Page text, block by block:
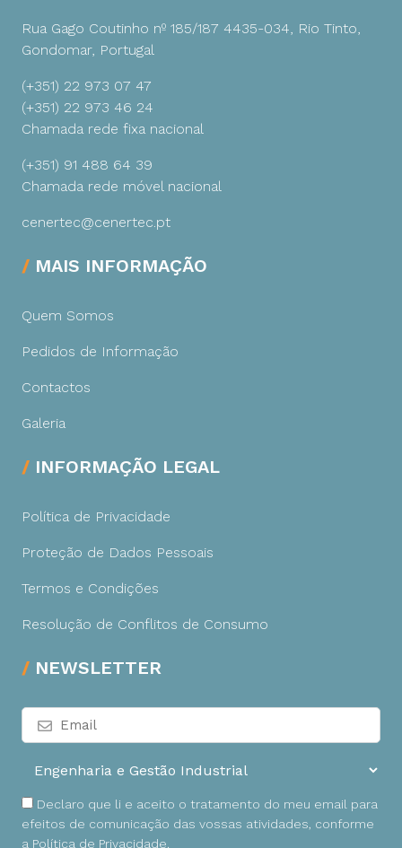
Rua Gago Coutinho nº 185/187 4435-034, Rio Tinto,
Gondomar, Portugal
(+351) 22 973 07 47
(+351) 22 973 46 24
Chamada rede fixa nacional
(+351) 91 488 64 39
Chamada rede móvel nacional
cenertec@cenertec.pt
MAIS INFORMAÇÃO
Quem Somos
Pedidos de Informação
Contactos
Galeria
INFORMAÇÃO LEGAL
Política de Privacidade
Proteção de Dados Pessoais
Termos e Condições
Resolução de Conflitos de Consumo
NEWSLETTER
Declaro que li e aceito o tratamento do meu email para
efeitos de comunicação das vossas atividades, conforme
a Política de Privacidade